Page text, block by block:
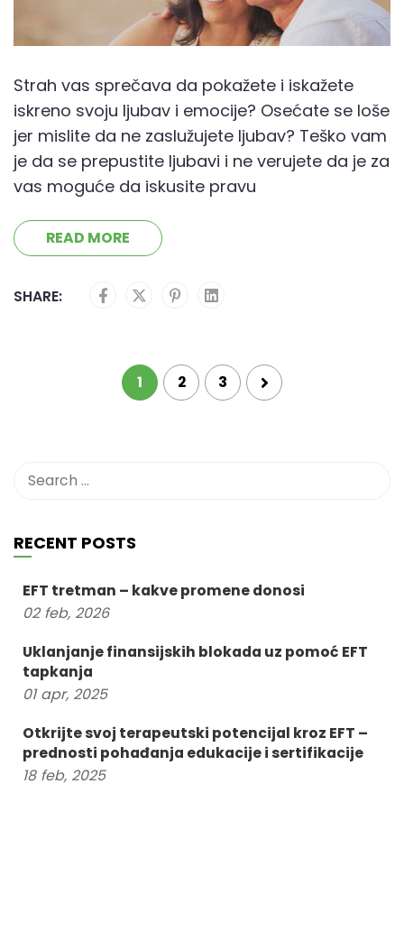
Strah vas sprečava da pokažete i iskažete
iskreno svoju ljubav i emocije? Osećate se loše
jer mislite da ne zaslužujete ljubav? Teško vam
je da se prepustite ljubavi i ne verujete da je za
vas moguće da iskusite pravu
READ MORE
SHARE:
1 2 3
RECENT POSTS
EFT tretman – kakve promene donosi
02 feb, 2026
Uklanjanje finansijskih blokada uz pomoć EFT
tapkanja
01 apr, 2025
Otkrijte svoj terapeutski potencijal kroz EFT –
prednosti pohađanja edukacije i sertifikacije
18 feb, 2025